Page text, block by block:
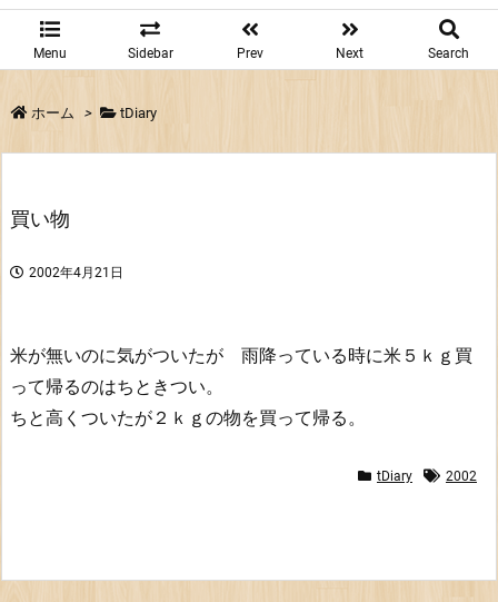
Menu Sidebar Prev Next Search
ホーム > tDiary
買い物
2002年4月21日
米が無いのに気がついたが 雨降っている時に米５ｋｇ買
って帰るのはちときつい。
ちと高くついたが２ｋｇの物を買って帰る。
tDiary 2002